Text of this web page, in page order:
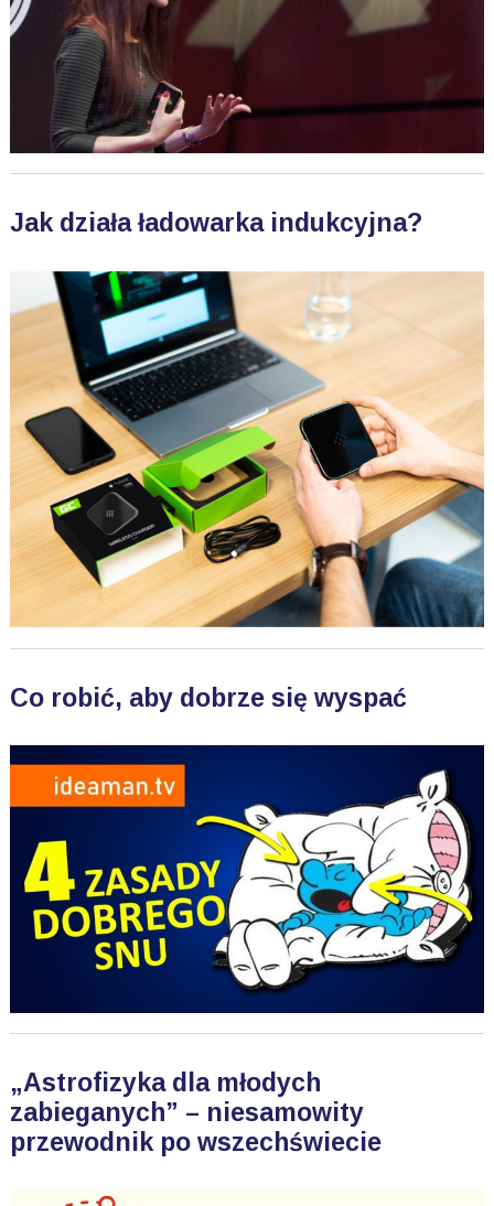
Jak działa ładowarka indukcyjna?
Co robić, aby dobrze się wyspać
„Astrofizyka dla młodych
zabieganych” – niesamowity
przewodnik po wszechświecie